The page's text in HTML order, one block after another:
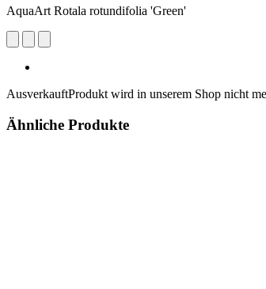
AquaArt Rotala rotundifolia 'Green'
AusverkauftProdukt wird in unserem Shop nicht
Ähnliche Produkte